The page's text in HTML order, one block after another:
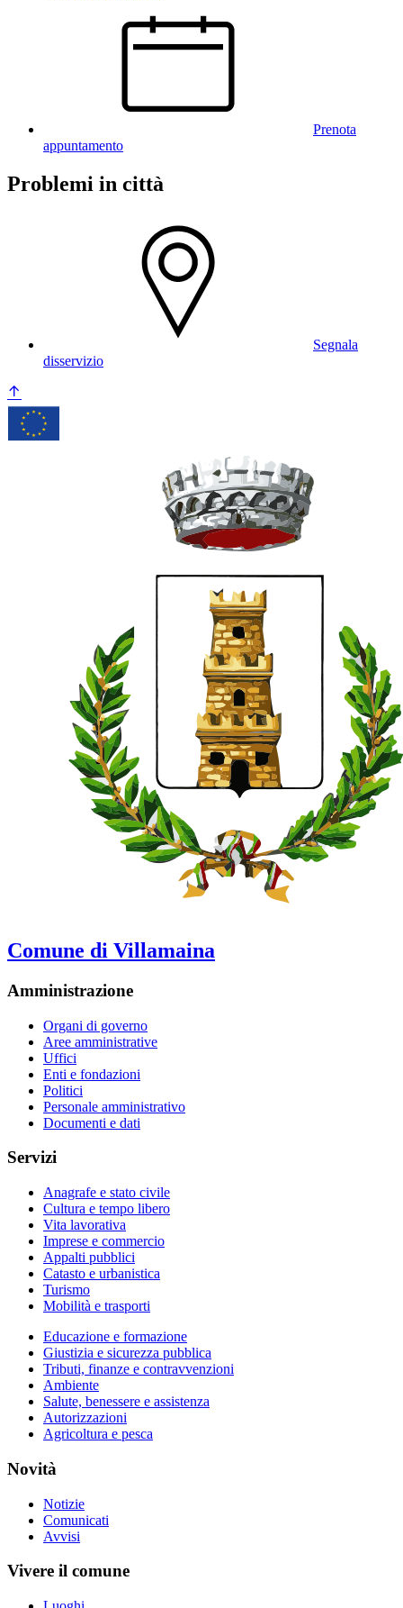
Prenota
appuntamento
Problemi in città
Segnala
disservizio
Comune di Villamaina
Amministrazione
Organi di governo
Aree amministrative
Uffici
Enti e fondazioni
Politici
Personale amministrativo
Documenti e dati
Servizi
Anagrafe e stato civile
Cultura e tempo libero
Vita lavorativa
Imprese e commercio
Appalti pubblici
Catasto e urbanistica
Turismo
Mobilità e trasporti
Educazione e formazione
Giustizia e sicurezza pubblica
Tributi, finanze e contravvenzioni
Ambiente
Salute, benessere e assistenza
Autorizzazioni
Agricoltura e pesca
Novità
Notizie
Comunicati
Avvisi
Vivere il comune